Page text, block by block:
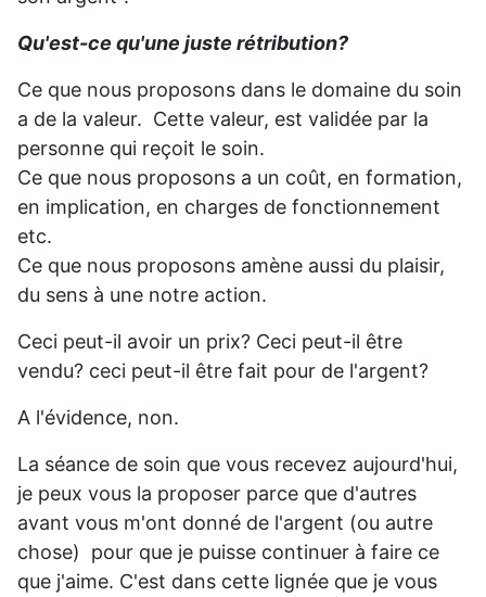
Qu'est-ce qu'une juste rétribution?
Ce que nous proposons dans le domaine du soin
a de la valeur. Cette valeur, est validée par la
personne qui reçoit le soin.
Ce que nous proposons a un coût, en formation,
en implication, en charges de fonctionnement
etc.
Ce que nous proposons amène aussi du plaisir,
du sens à une notre action.
Ceci peut-il avoir un prix? Ceci peut-il être
vendu? ceci peut-il être fait pour de l'argent?
A l'évidence, non.
La séance de soin que vous recevez aujourd'hui,
je peux vous la proposer parce que d'autres
avant vous m'ont donné de l'argent (ou autre
chose) pour que je puisse continuer à faire ce
que j'aime. C'est dans cette lignée que je vous